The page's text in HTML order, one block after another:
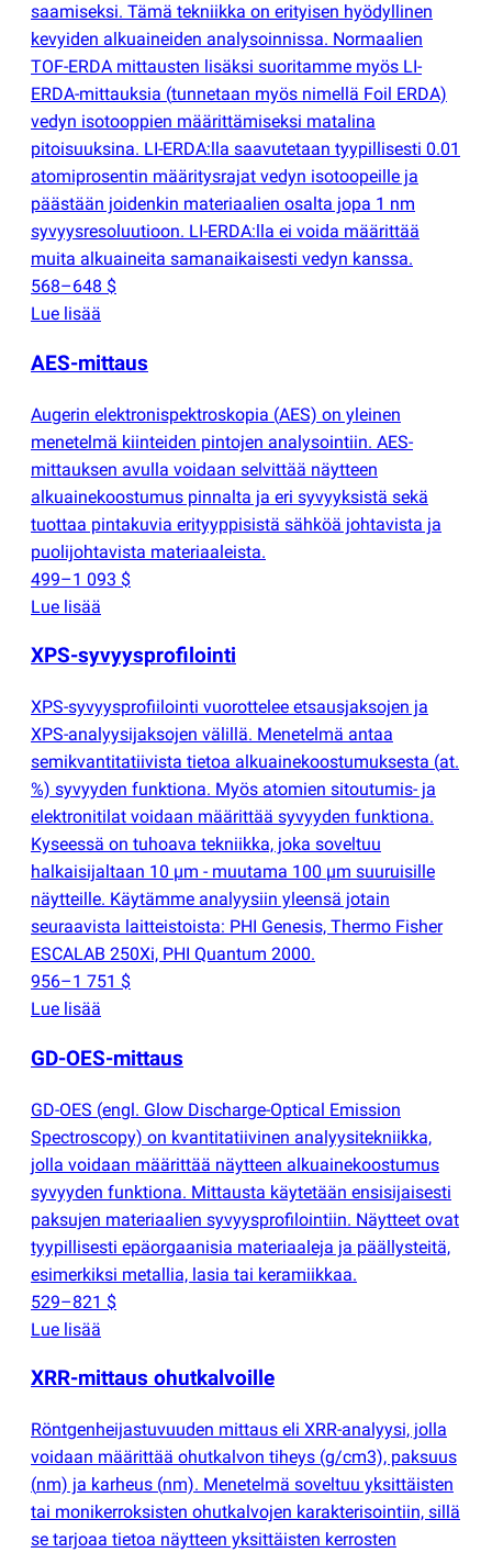
saamiseksi. Tämä tekniikka on erityisen hyödyllinen
kevyiden alkuaineiden analysoinnissa. Normaalien
TOF-ERDA mittausten lisäksi suoritamme myös LI-
ERDA-mittauksia (tunnetaan myös nimellä Foil ERDA)
vedyn isotooppien määrittämiseksi matalina
pitoisuuksina. LI-ERDA:lla saavutetaan tyypillisesti 0.01
atomiprosentin määritysrajat vedyn isotoopeille ja
päästään joidenkin materiaalien osalta jopa 1 nm
syvyysresoluutioon. LI-ERDA:lla ei voida määrittää
muita alkuaineita samanaikaisesti vedyn kanssa.
568–648 $
Lue lisää
AES-mittaus
Augerin elektronispektroskopia (AES) on yleinen
menetelmä kiinteiden pintojen analysointiin. AES-
mittauksen avulla voidaan selvittää näytteen
alkuainekoostumus pinnalta ja eri syvyyksistä sekä
tuottaa pintakuvia erityyppisistä sähköä johtavista ja
puolijohtavista materiaaleista.
499–1 093 $
Lue lisää
XPS-syvyysprofilointi
XPS-syvyysprofiilointi vuorottelee etsausjaksojen ja
XPS-analyysijaksojen välillä. Menetelmä antaa
semikvantitatiivista tietoa alkuainekoostumuksesta (at.
%) syvyyden funktiona. Myös atomien sitoutumis- ja
elektronitilat voidaan määrittää syvyyden funktiona.
Kyseessä on tuhoava tekniikka, joka soveltuu
halkaisijaltaan 10 µm - muutama 100 µm suuruisille
näytteille. Käytämme analyysiin yleensä jotain
seuraavista laitteistoista: PHI Genesis, Thermo Fisher
ESCALAB 250Xi, PHI Quantum 2000.
956–1 751 $
Lue lisää
GD-OES-mittaus
GD-OES (engl. Glow Discharge-Optical Emission
Spectroscopy) on kvantitatiivinen analyysitekniikka,
jolla voidaan määrittää näytteen alkuainekoostumus
syvyyden funktiona. Mittausta käytetään ensisijaisesti
paksujen materiaalien syvyysprofilointiin. Näytteet ovat
tyypillisesti epäorgaanisia materiaaleja ja päällysteitä,
esimerkiksi metallia, lasia tai keramiikkaa.
529–821 $
Lue lisää
XRR-mittaus ohutkalvoille
Röntgenheijastuvuuden mittaus eli XRR-analyysi, jolla
voidaan määrittää ohutkalvon tiheys (g/cm3), paksuus
(nm) ja karheus (nm). Menetelmä soveltuu yksittäisten
tai monikerroksisten ohutkalvojen karakterisointiin, sillä
se tarjoaa tietoa näytteen yksittäisten kerrosten